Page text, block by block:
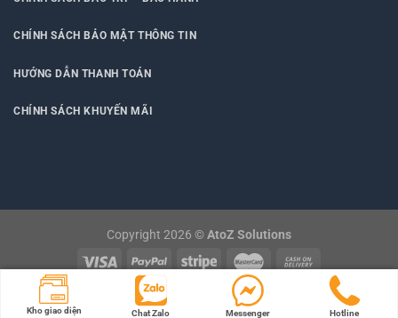
Kho giao diện Chat Zalo Messenger Hotline
CHÍNH SÁCH BẢO MẬT THÔNG TIN
HƯỚNG DẪN THANH TOÁN
CHÍNH SÁCH KHUYẾN MÃI
Copyright 2026 © AtoZ Solutions
BLOG LIÊN HỆ